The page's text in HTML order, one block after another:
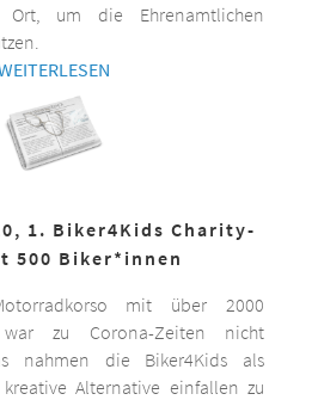
Ort, um die Ehrenamtlichen
1. Biker4Kids Charity-
500 Biker*innen
mit über 2000
war zu Corona-Zeiten nicht
nahmen die Biker4Kids als
Alternative einfallen zu